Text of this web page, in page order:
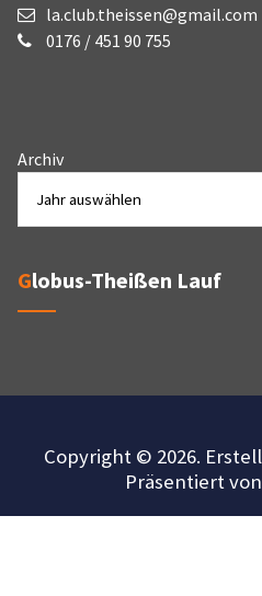
la.club.theissen@gmail.com
0176 / 451 90 755
Archiv
Globus-Theißen Lauf
Copyright © 2026.
Präsentiert von